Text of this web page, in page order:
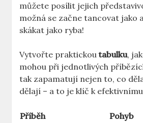
můžete​ posílit jejich
možná se začne ​tancovat jako
skákat jako ryba!
Vytvořte ​praktickoutabulku,
mohou při jednotlivých
tak zapamatují nejen ⁢to, co
dělají – a to je klíč k
Příběh
Pohyb